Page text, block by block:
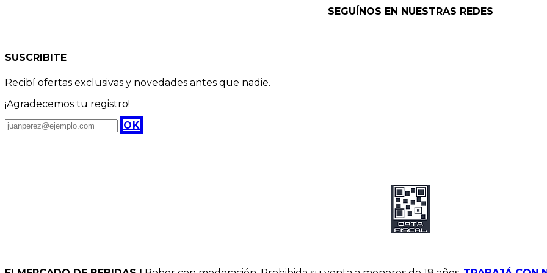
SEGUÍNOS EN NUESTRAS REDES
SUSCRIBITE
Recibí ofertas exclusivas y novedades antes que nadie.
¡Agradecemos tu registro!
OK